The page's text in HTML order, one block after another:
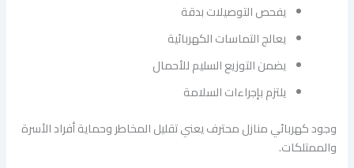
يفحص التوصيلات بدقة
يعالج التماسات الكهربائية
يضمن التوزيع السليم للأحمال
يلتزم بإجراءات السلامة
وجود كهربائي منازل محترف يعني تقليل المخاطر وحماية أفراد الأسرة
والممتلكات.